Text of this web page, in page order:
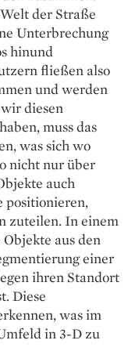
der Straße
Unterbrechung
hinund
fließen also
und werden
diesen
muss das
was sich wo
nicht nur über
auch
positionieren,
zuteilen. In einem
aus den
einer
ihren Standort
Diese
was im
in 3-D zu